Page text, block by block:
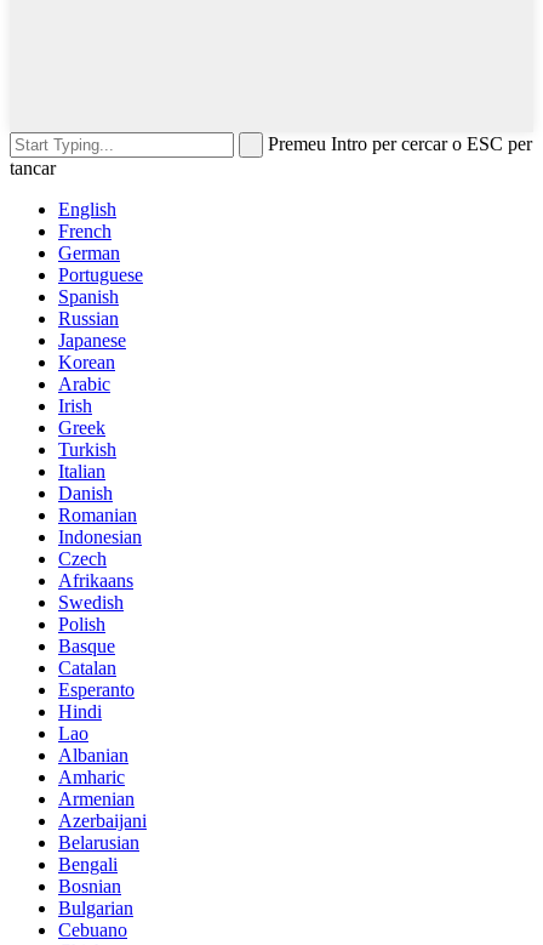
Premeu Intro per cercar o ESC per
tancar
English
French
German
Portuguese
Spanish
Russian
Japanese
Korean
Arabic
Irish
Greek
Turkish
Italian
Danish
Romanian
Indonesian
Czech
Afrikaans
Swedish
Polish
Basque
Catalan
Esperanto
Hindi
Lao
Albanian
Amharic
Armenian
Azerbaijani
Belarusian
Bengali
Bosnian
Bulgarian
Cebuano